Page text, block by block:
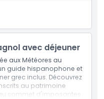
Cette excursion de 1
pour les voyageurs à la
immersive et sans
au patrimoine
avec déjeuner
aux Météores au
guide hispanophone et
grec inclus. Découvrez
au patrimoine
sommet d'imposantes